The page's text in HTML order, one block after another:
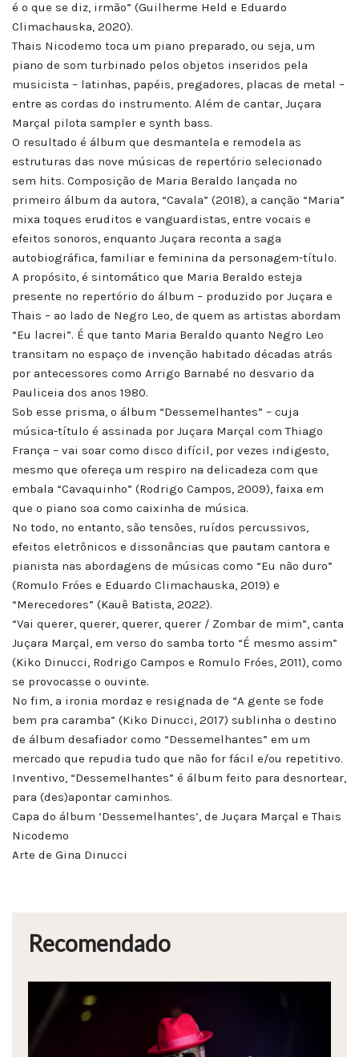
é o que se diz, irmão” (Guilherme Held e Eduardo
Climachauska, 2020).
Thais Nicodemo toca um piano preparado, ou seja, um
piano de som turbinado pelos objetos inseridos pela
musicista – latinhas, papéis, pregadores, placas de metal –
entre as cordas do instrumento. Além de cantar, Juçara
Marçal pilota sampler e synth bass.
O resultado é álbum que desmantela e remodela as
estruturas das nove músicas de repertório selecionado
sem hits. Composição de Maria Beraldo lançada no
primeiro álbum da autora, “Cavala” (2018), a canção “Maria”
mixa toques eruditos e vanguardistas, entre vocais e
efeitos sonoros, enquanto Juçara reconta a saga
autobiográfica, familiar e feminina da personagem-título.
A propósito, é sintomático que Maria Beraldo esteja
presente no repertório do álbum – produzido por Juçara e
Thais – ao lado de Negro Leo, de quem as artistas abordam
“Eu lacrei”. É que tanto Maria Beraldo quanto Negro Leo
transitam no espaço de invenção habitado décadas atrás
por antecessores como Arrigo Barnabé no desvario da
Pauliceia dos anos 1980.
Sob esse prisma, o álbum “Dessemelhantes” – cuja
música-título é assinada por Juçara Marçal com Thiago
França – vai soar como disco difícil, por vezes indigesto,
mesmo que ofereça um respiro na delicadeza com que
embala “Cavaquinho” (Rodrigo Campos, 2009), faixa em
que o piano soa como caixinha de música.
No todo, no entanto, são tensões, ruídos percussivos,
efeitos eletrônicos e dissonâncias que pautam cantora e
pianista nas abordagens de músicas como “Eu não duro”
(Romulo Fróes e Eduardo Climachauska, 2019) e
“Merecedores” (Kauê Batista, 2022).
“Vai querer, querer, querer, querer / Zombar de mim”, canta
Juçara Marçal, em verso do samba torto “É mesmo assim”
(Kiko Dinucci, Rodrigo Campos e Romulo Fróes, 2011), como
se provocasse o ouvinte.
No fim, a ironia mordaz e resignada de “A gente se fode
bem pra caramba” (Kiko Dinucci, 2017) sublinha o destino
de álbum desafiador como “Dessemelhantes” em um
mercado que repudia tudo que não for fácil e/ou repetitivo.
Inventivo, “Dessemelhantes” é álbum feito para desnortear,
para (des)apontar caminhos.
Capa do álbum ‘Dessemelhantes’, de Juçara Marçal e Thais
Nicodemo
Arte de Gina Dinucci
Recomendado